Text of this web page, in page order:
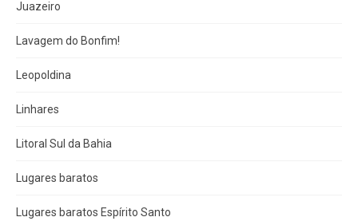
Juazeiro
Lavagem do Bonfim!
Leopoldina
Linhares
Litoral Sul da Bahia
Lugares baratos
Lugares baratos Espírito Santo